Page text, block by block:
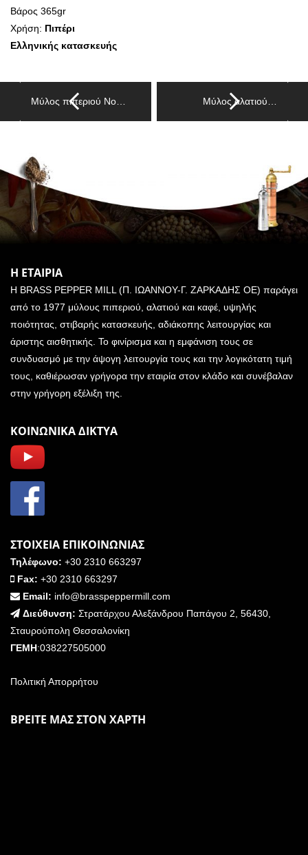
Βάρος 365gr
Χρήση: Πιπέρι
Ελληνικής κατασκευής
Μύλος πιπεριού Νο… Μύλος αλατιού…
Η ΕΤΑΙΡΙΑ
Η BRASS PEPPER MILL (Π. ΙΩΑΝΝΟΥ-Γ. ΖΑΡΚΑΔΗΣ ΟΕ) παράγει
από το 1977 μύλους πιπεριού, αλατιού και καφέ, υψηλής
ποιότητας, στιβαρής κατασκευής, αδιάκοπης λειτουργίας και
άριστης αισθητικής. Το φινίρισμα και η εμφάνιση τους σε
συνδυασμό με την άψογη λειτουργία τους και την λογικότατη τιμή
τους, καθιέρωσαν γρήγορα την εταιρία στον κλάδο και συνέβαλαν
στην γρήγορη εξέλιξη της.
ΚΟΙΝΩΝΙΚΑ ΔΙΚΤΥΑ
ΣΤΟΙΧΕΙΑ ΕΠΙΚΟΙΝΩΝΙΑΣ
Τηλέφωνο: +30 2310 663297
Fax: +30 2310 663297
Email: info@brasspeppermill.com
Διεύθυνση: Στρατάρχου Αλεξάνδρου Παπάγου 2, 56430,
Σταυρούπολη Θεσσαλονίκη
ΓΕΜΗ:038227505000
Πολιτική Απορρήτου
ΒΡΕΙΤΕ ΜΑΣ ΣΤΟΝ ΧΑΡΤΗ